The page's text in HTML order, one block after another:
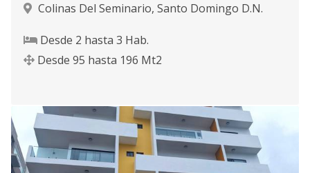
Colinas Del Seminario, Santo Domingo D.N.
Desde 2 hasta 3 Hab.
Desde 95 hasta 196 Mt2